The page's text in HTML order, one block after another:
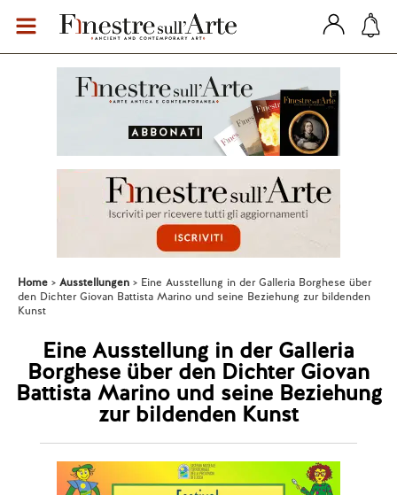
Home Ausstellungen
Eine Ausstellung in der Galleria Borghese über
den Dichter Giovan Battista Marino und seine Beziehung zur bildenden
Kunst
Eine Ausstellung in der Galleria
Borghese über den Dichter Giovan
Battista Marino und seine Beziehung
zur bildenden Kunst